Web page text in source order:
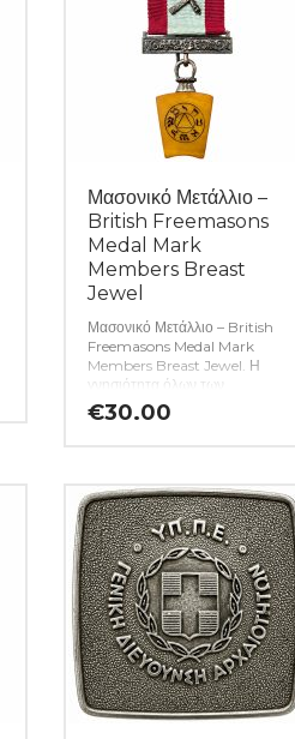
Μασονικό Μετάλλιο –
British Freemasons
Medal Mark
Members Breast
Jewel
Μασονικό Μετάλλιο – British
Freemasons Medal Mark
Members Breast Jewel. Η
γνησιότητα όλων των
νομισμάτων μας είναι
εγγυημένη εφ όρου ζωής ενώ
(Κωδ. 10306)
€30.00